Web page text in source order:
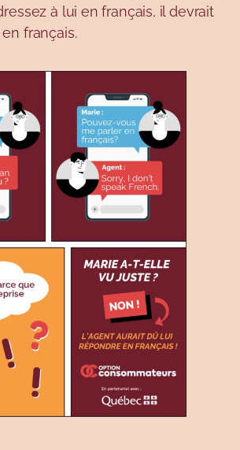
à lui en français, il devrait
français.